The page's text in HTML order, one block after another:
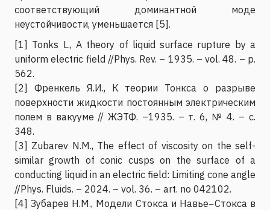
соответствующий доминантной моде
неустойчивости, уменьшается [5].
[1] Tonks L., A theory of liquid surface rupture by a
uniform electric field //Phys. Rev. – 1935. – vol. 48. – p.
562.
[2] Френкель Я.И., К теории Тонкса о разрыве
поверхности жидкости постоянным электрическим
полем в вакууме // ЖЭТФ. –1935. – т. 6, № 4. – с.
348.
[3] Zubarev N.M., The effect of viscosity on the self-
similar growth of conic cusps on the surface of a
conducting liquid in an electric field: Limiting cone angle
//Phys. Fluids. – 2024. – vol. 36. – art. no 042102.
[4] Зубарев Н.М., Модели Стокса и Навье−Стокса в